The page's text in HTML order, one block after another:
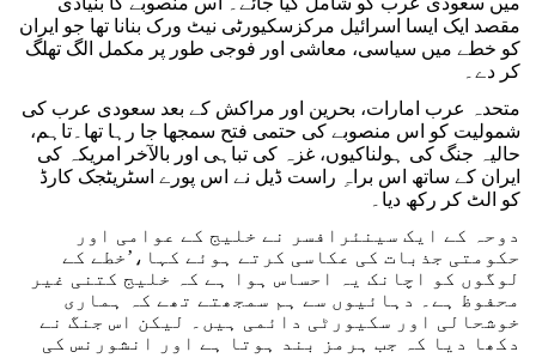
مقصد ایک ایسا اسرائیل مرکزسکیورٹی نیٹ ورک بنانا تھا جو ایران
کو خطے میں سیاسی، معاشی اور فوجی طور پر مکمل الگ تھلگ
کر دے۔
متحدہ عرب امارات، بحرین اور مراکش کے بعد سعودی عرب کی
شمولیت کو اس منصوبے کی حتمی فتح سمجھا جا رہا تھا۔تاہم،
حالیہ جنگ کی ہولناکیوں، غزہ کی تباہی اور بالآخر امریکہ کی
ایران کے ساتھ اس براہِ راست ڈیل نے اس پورے اسٹریٹجک کارڈ
کو الٹ کر رکھ دیا۔
دوحہ کے ایک سینئرافسر نے خلیج کے عوامی اور
حکومتی جذبات کی عکاسی کرتے ہوئے کہا،’خطے کے
لوگوں کو اچانک یہ احساس ہوا ہے کہ خلیج کتنی غیر
محفوظ ہے۔ دہائیوں سے ہم سمجھتے تھے کہ ہماری
خوشحالی اور سکیورٹی دائمی ہیں۔ لیکن اس جنگ نے
دکھا دیا کہ جب ہرمز بند ہوتا ہے اور انشورنس کی